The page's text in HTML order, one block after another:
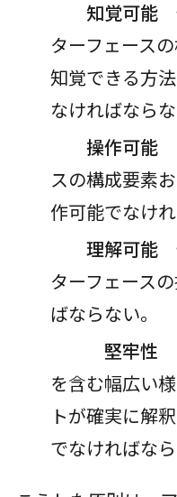
知覚可能
ターフェース
知覚できる方
なければならな
操作可能
スの構成要素
作可能でなけれ
理解可能
ターフェース
ばならない。
堅牢性
を含む幅広い
トが確実に解
でなければなら